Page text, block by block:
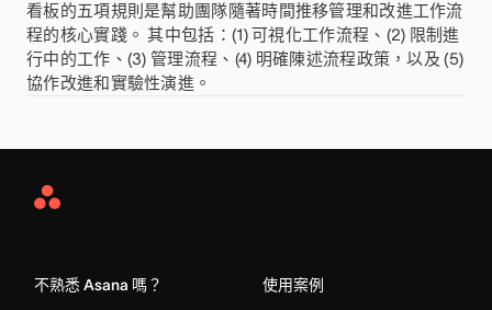
看板的五項規則是幫助團隊隨著時間推移管理和改進工作流
程的核心實踐。 其中包括：(1) 可視化工作流程、(2) 限制進
行中的工作、(3) 管理流程、(4) 明確陳述流程政策，以及 (5)
協作改進和實驗性演進。
Asana
不熟悉 Asana 嗎？ 使用案例